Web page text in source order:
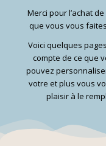
Merci pour l’achat
que vous vous
Voici quelques
compte de ce que
pouvez
votre et plus vous
plaisir à le